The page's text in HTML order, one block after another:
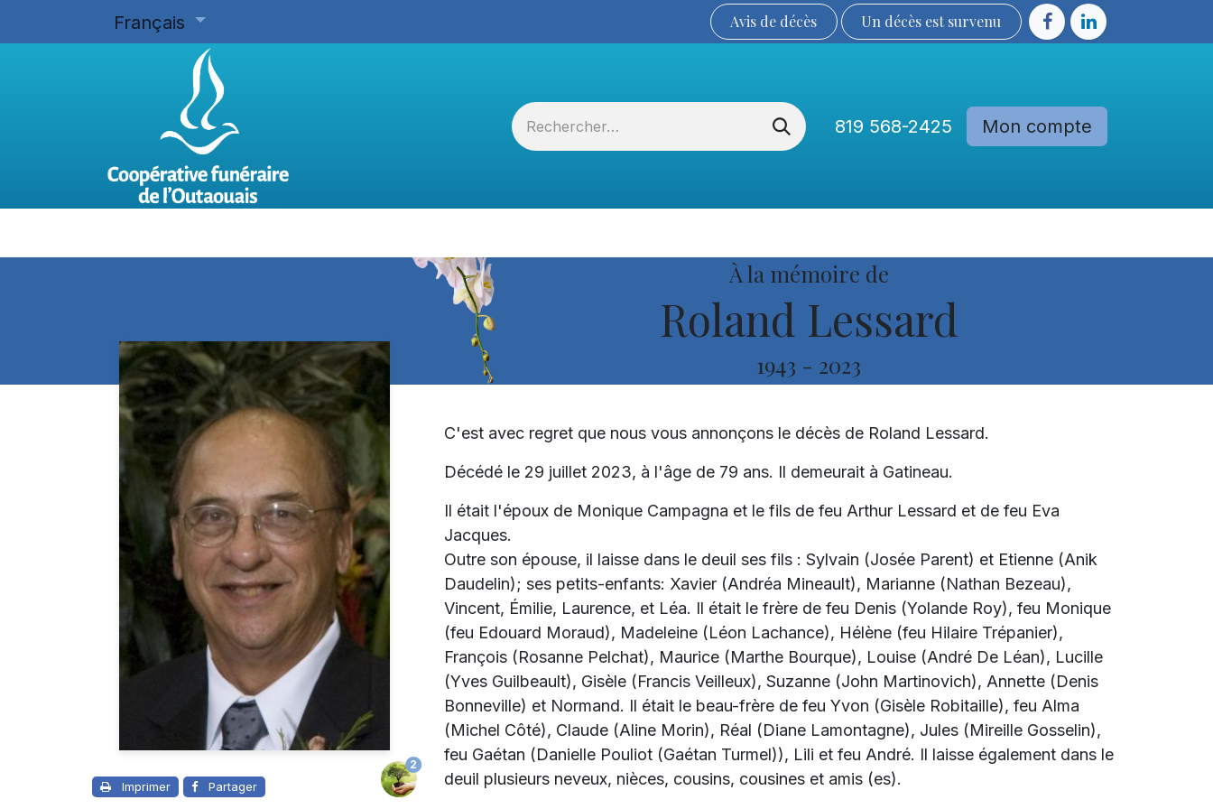
Français Avis de décès Un décès est sur​​​​​​​​ve​nu​​​​​​​​​​
819 568-2425 Mon compte
À la mémoire de
Roland Lessard
1943 - 2023
Imprimer Partager
2
C'est avec regret que nous vous annonçons le décès de Roland Lessard.
Décédé le 29 juillet 2023, à l'âge de 79 ans. Il demeurait à Gatineau.
Il était l'époux de Monique Campagna et le fils de feu Arthur Lessard et de feu Eva
Jacques.
Outre son épouse, il laisse dans le deuil ses fils : Sylvain (Josée Parent) et Etienne (Anik
Daudelin); ses petits-enfants: Xavier (Andréa Mineault), Marianne (Nathan Bezeau),
Vincent, Émilie, Laurence, et Léa. Il était le frère de feu Denis (Yolande Roy), feu Monique
(feu Edouard Moraud), Madeleine (Léon Lachance), Hélène (feu Hilaire Trépanier),
François (Rosanne Pelchat), Maurice (Marthe Bourque), Louise (André De Léan), Lucille
(Yves Guilbeault), Gisèle (Francis Veilleux), Suzanne (John Martinovich), Annette (Denis
Bonneville) et Normand. Il était le beau-frère de feu Yvon (Gisèle Robitaille), feu Alma
(Michel Côté), Claude (Aline Morin), Réal (Diane Lamontagne), Jules (Mireille Gosselin),
feu Gaétan (Danielle Pouliot (Gaétan Turmel)), Lili et feu André. Il laisse également dans le
deuil plusieurs neveux, nièces, cousins, cousines et amis (es).